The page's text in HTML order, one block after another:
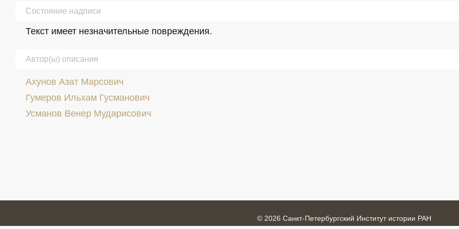
Состояние надписи
Текст имеет незначительные повреждения.
Автор(ы) описания
Ахунов Азат Марсович
Гумеров Ильхам Гусманович
Усманов Венер Мударисович
© 2026 Санкт-Петербургский Институт истории РАН